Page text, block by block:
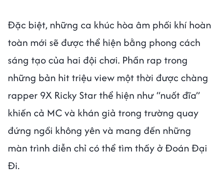
Đặc biệt, những ca khúc hòa âm phối khí hoàn
toàn mới sẽ được thể hiện bằng phong cách
sáng tạo của hai đội chơi. Phần rap trong
những bản hit triệu view một thời được chàng
rapper 9X Ricky Star thể hiện như “nuốt đĩa”
khiến cả MC và khán giả trong trường quay
đứng ngồi không yên và mang đến những
màn trình diễn chỉ có thể tìm thấy ở Đoán Đại
Đi.